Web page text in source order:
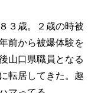
３歳。２歳の時被
前から被爆体験を
山口県職員となる
転居してきた。趣